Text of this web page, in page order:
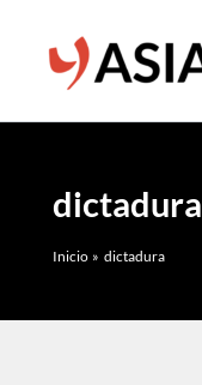
contenido
dictadura
Inicio dictadura